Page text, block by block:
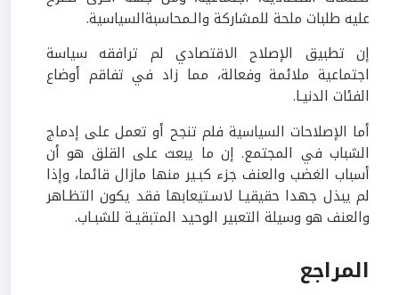
عليه طلبات ملحة للمشاركة والـمحاسبةالسياسية.
إن تطبيق الإصلاح الاقتصادي لم ترافقه سياسة
اجتماعية ملائمة وفعالة، مما زاد في تفاقم أوضاع
الفئات الدنيـا.
أما الإصلاحات السياسية فلم تنجح أو تعمل على إدماج
الشباب في المجتمع. إن ما يبعث على القلق هو أن
أسباب الغضب والعنف جزء كبـير منها مازال قائما، وإذا
لم يبذل جهدا حقيقيـا لاسـتيعابها فقد يكون التظـاهر
والعنف هو وسيلة التعبير الوحيد المتبقيـة للشبـاب.
المراجع